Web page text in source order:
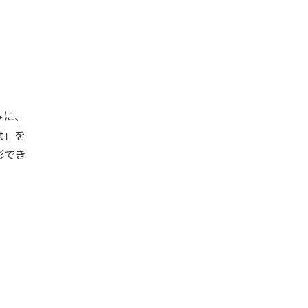
、
を
き